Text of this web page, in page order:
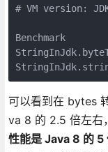
# VM version:
Benchmark
可以看到在 bytes
va 8 的 2.5 倍左右
性能是 Java 8 的 5